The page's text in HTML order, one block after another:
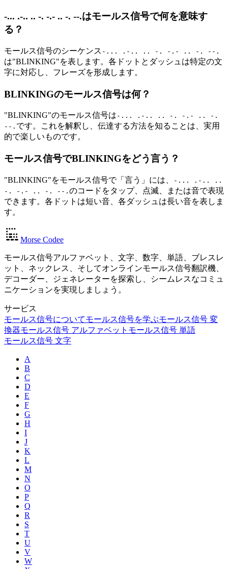
-... .-.. .. -. -.- .. -. --.はモールス信号で何を意味す
る？
モールス信号のシーケンス -... .-.. .. -. -.- .. -. --.
は"BLINKING"を表します。各ドットとダッシュは特定の文
字に対応し、フレーズを形成します。
BLINKINGのモールス信号は何？
"BLINKING"のモールス信号は -... .-.. .. -. -.- .. -.
--. です。これを解釈し、伝達する方法を知ることは、実用
的で楽しいものです。
モールス信号でBLINKINGをどう言う？
"BLINKING"をモールス信号で「言う」には、
-... .-.. ..
-. -.- .. -. --. のコードをタップ、点滅、または音で表現
できます。各ドットは短い音、各ダッシュは長い音を表しま
す。
Morse Codee
モールス信号アルファベット、文字、数字、単語、ブレスレ
ット、ネックレス、そしてオンラインモールス信号翻訳機、
デコーダー、ジェネレーターを探索し、シームレスなコミュ
ニケーションを実現しましょう。
サービス
モールス信号についてモールス信号を学ぶモールス信号 変
換器モールス信号 アルファベット モールス信号 単語
モールス信号 文字
A
B
C
D
E
F
G
H
I
J
K
L
M
N
O
P
Q
R
S
T
U
V
W